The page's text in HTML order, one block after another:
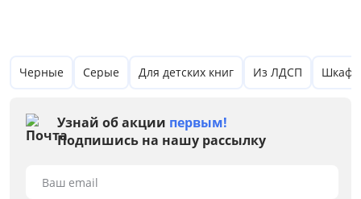
Размер
от
Черные Серые Для детских книг Из ЛДСП
Узнай об акции первым!
Подпишись на нашу рассылку
Ваш email